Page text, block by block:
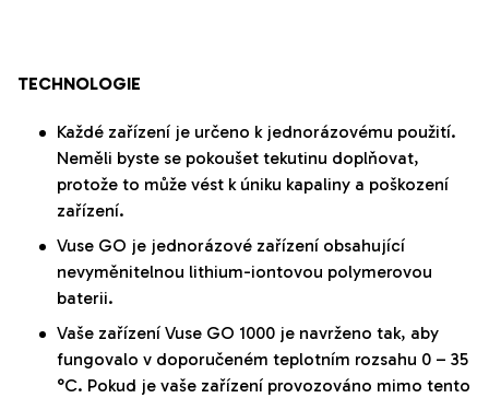
TECHNOLOGIE
Každé zařízení je určeno k jednorázovému použití.
Neměli byste se pokoušet tekutinu doplňovat,
protože to může vést k úniku kapaliny a poškození
zařízení.
Vuse GO je jednorázové zařízení obsahující
nevyměnitelnou lithium-iontovou polymerovou
baterii.
Vaše zařízení Vuse GO 1000 je navrženo tak, aby
fungovalo v doporučeném teplotním rozsahu 0 – 35
°C. Pokud je vaše zařízení provozováno mimo tento